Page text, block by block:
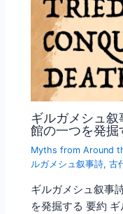
ギルガメシュ
館の一つを発掘
Myths from Around
ルガメシュ叙事詩,古
ギルガメシュ叙事
を発掘する 要約